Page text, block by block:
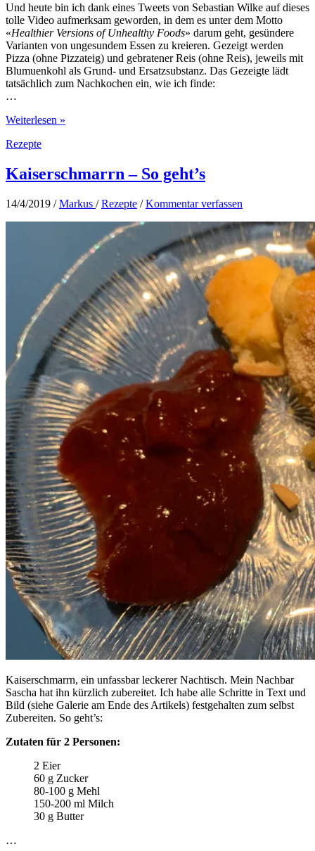
Und heute bin ich dank eines Tweets von Sebastian Wilke auf dieses
tolle Video aufmerksam geworden, in dem es unter dem Motto
«Healthier Versions of Unhealthy Foods» darum geht, gesündere
Varianten von ungesundem Essen zu kreieren. Gezeigt werden
Pizza (ohne Pizzateig) und gebratener Reis (ohne Reis), jeweils mit
Blumuenkohl als Grund- und Ersatzsubstanz. Das Gezeigte lädt
tatsächlich zum Nachkochen ein, wie ich finde:
…
Gesund
mit
Weiterlesen »
Rezepte
Kaiserschmarrn – So geht’s
14/4/2019 /Markus /Rezepte /Kommentar verfassen
Kaiserschmarrn, ein unfassbar leckerer Nachtisch. Mein Nachbar
Sascha hat ihn kürzlich zubereitet. Ich habe alle Schritte in Text und
Bild (siehe Galerie am Ende des Artikels) festgehalten zum selbst
Zubereiten. So geht’s:
Zutaten für 2 Personen:
2 Eier
60 g Zucker
80-100 g Mehl
150-200 ml Milch
30 g Butter
…